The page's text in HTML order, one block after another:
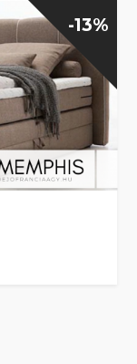
-13%